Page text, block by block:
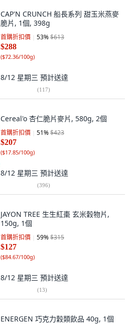
CAP'N CRUNCH 船長系列 甜玉米燕麥
脆片, 1個, 398g
首購折扣價 53%$613
$288
($72.36/100g)
8/12 星期三 預計送達
(117)
Cereal'o 杏仁脆片麥片, 580g, 2個
首購折扣價 51%$423
$207
($17.85/100g)
8/12 星期三 預計送達
(396)
JAYON TREE 生生紅棗 玄米穀物片,
150g, 1個
首購折扣價 59%$315
$127
($84.67/100g)
8/12 星期三 預計送達
(13)
ENERGEN 巧克力穀類飲品 40g, 1個